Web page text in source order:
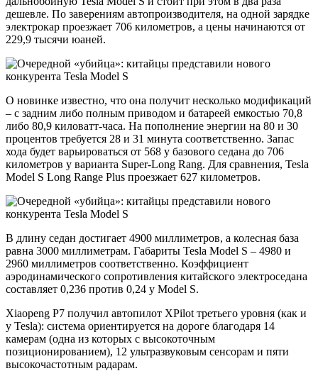
дешевле. По заверениям автопроизводителя, на одной зарядке
электрокар проезжает 706 километров, а цены начинаются от
229,9 тысячи юаней.
О новинке известно, что она получит несколько модификаций
– с задним либо полным приводом и батареей емкостью 70,8
либо 80,9 киловатт-часа. На пополнение энергии на 80 и 30
процентов требуется 28 и 31 минута соответственно. Запас
хода будет варьироваться от 568 у базового седана до 706
километров у варианта Super-Long Rang. Для сравнения, Tesla
Model S Long Range Plus проезжает 627 километров.
В длину седан достигает 4900 миллиметров, а колесная база
равна 3000 миллиметрам. Габариты Tesla Model S – 4980 и
2960 миллиметров соответственно. Коэффициент
аэродинамического сопротивления китайского электроседана
составляет 0,236 против 0,24 у Model S.
Xiaopeng P7 получил автопилот XPilot третьего уровня (как и
у Tesla): система ориентируется на дороге благодаря 14
камерам (одна из которых с высокоточным
позиционированием), 12 ультразвуковым сенсорам и пяти
высокочастотным радарам.